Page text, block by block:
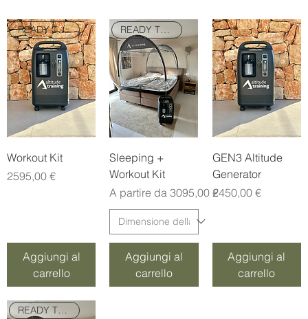
READY TO GO
Workout Kit
Prezzo
2595,00 €
Aggiungi al
carrello
READY TO GO
Sleeping +
Workout Kit
A partire da3095,00 €
Prezzo scontato
Aggiungi al
carrello
GEN3 Altitude
Generator
Prezzo
2450,00 €
Aggiungi al
carrello
READY TO GO